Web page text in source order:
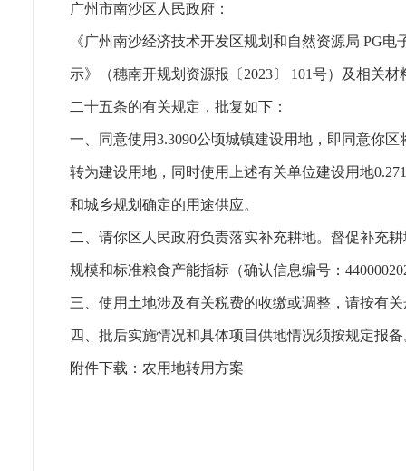
广州市南沙区人民政府：
《广州南沙经济技术开发区规划和自然资源局 PG
示》（穗南开规划资源报〔2023〕 101号）及相关
二十五条的有关规定，批复如下：
一、同意使用3.3090公顷城镇建设用地，即同意你
转为建设用地，同时使用上述有关单位建设用地
和城乡规划确定的用途供应。
二、请你区人民政府负责落实补充耕地。督促补充
规模和标准粮食产能指标（确认信息编号：
三、使用土地涉及有关税费的收缴或调整，请按有
四、批后实施情况和具体项目供地情况须按规定报备
附件下载： 农用地转用方案